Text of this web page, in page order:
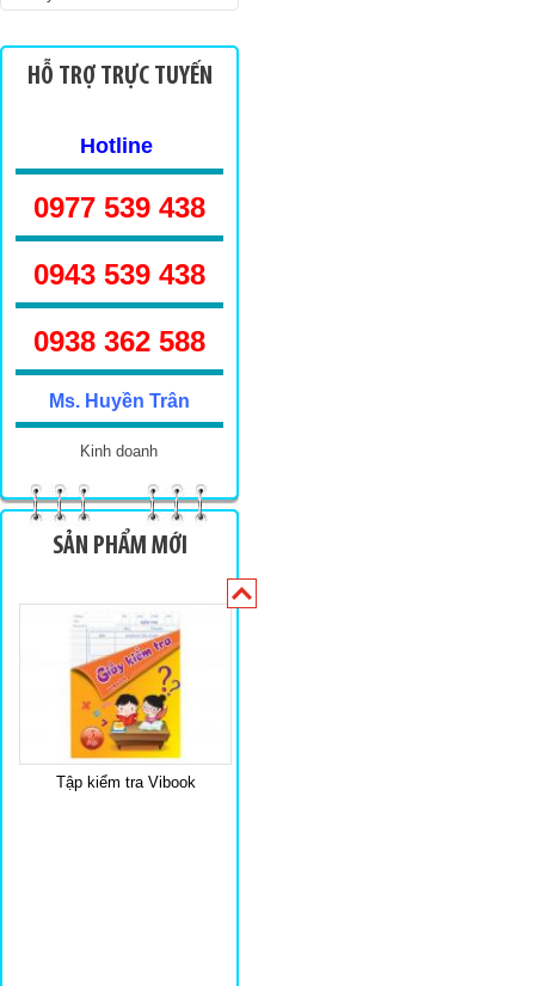
HỖ TRỢ TRỰC TUYẾN
Hotline
0977 539 438
0943 539 438
0938 362 588
Ms. Huyền Trân
Kinh doanh
SẢN PHẨM MỚI
Sinh viên TKN 200
Sinh viên TKN 160
Sinh viên 100 trang
Tập kiểm tra Vibook